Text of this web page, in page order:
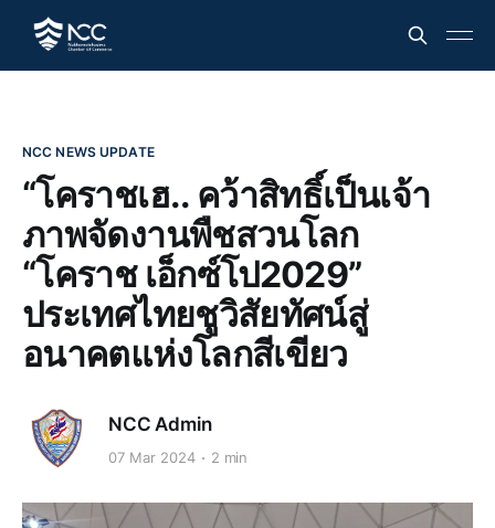
NCC NEWS UPDATE
“โคราชเฮ.. คว้าสิทธิ์เป็นเจ้า
ภาพจัดงานพืชสวนโลก
“โคราช เอ็กซ์โป2029”
ประเทศไทยชูวิสัยทัศน์สู่
อนาคตแห่งโลกสีเขียว
NCC Admin
07 Mar 2024 2 min